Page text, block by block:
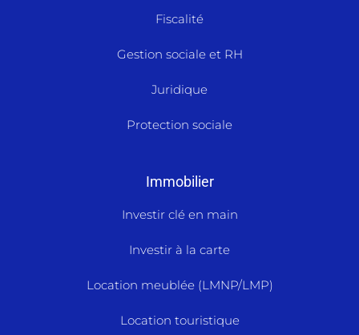
Fiscalité
Gestion sociale et RH
Juridique
Protection sociale
Immobilier
Investir clé en main
Investir à la carte
Location meublée (LMNP/LMP)
Location touristique